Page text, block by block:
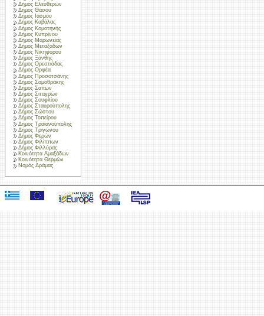
Δήμος Ελευθερών
Δήμος Θάσου
Δήμος Ιάσμου
Δήμος Καβάλας
Δήμος Κομοτηνής
Δήμος Κυπρίνου
Δήμος Μαρωνείας
Δήμος Μεταξάδων
Δήμος Νικηφόρου
Δήμος Ξάνθης
Δήμος Ορεστιάδας
Δήμος Ορφέα
Δήμος Προσοτσάνης
Δήμος Σαμοθράκης
Δήμος Σαπών
Δήμος Σιταγρών
Δήμος Σουφλίου
Δήμος Σταυρούπολης
Δήμος Σώστου
Δήμος Τοπείρου
Δήμος Τραϊανούπολης
Δήμος Τριγώνου
Δήμος Φερών
Δήμος Φιλίππων
Δήμος Φιλλύρας
Κοινότητα Αμαξάδων
Κοινότητα Θερμών
Νομός Δράμας